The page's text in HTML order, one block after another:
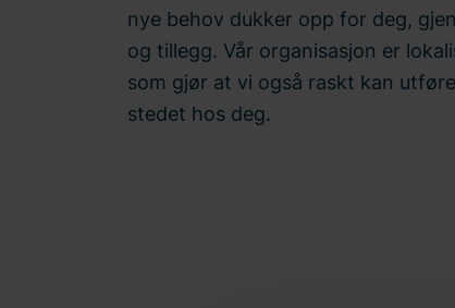
nye behov dukker opp for deg,
og tillegg. Vår organisasjon er
som gjør at vi også raskt kan
stedet hos deg.